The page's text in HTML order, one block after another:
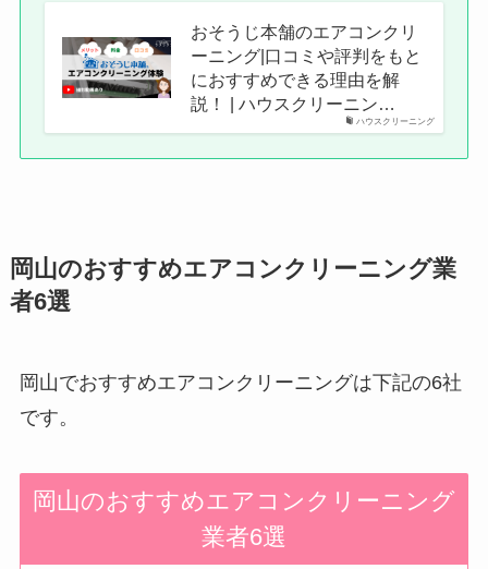
ハウスクリーニング
おそうじ本舗のエアコンクリ
ーニング|口コミや評判をもと
におすすめできる理由を解
説！ | ハウスクリーニン…
岡山のおすすめエアコンクリーニング業
者6選
岡山でおすすめエアコンクリーニングは下記の6社
です。
岡山のおすすめエアコンクリーニング
業者6選